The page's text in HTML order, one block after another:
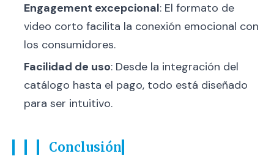
Engagement excepcional: El formato de
video corto facilita la conexión emocional con
los consumidores.
Facilidad de uso: Desde la integración del
catálogo hasta el pago, todo está diseñado
para ser intuitivo.
Conclusión